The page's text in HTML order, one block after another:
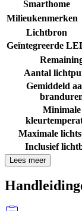
Smarthome
Milieukenmerken
Lichtbron
Geïntegreerde
Aantal
Gemiddeld
Minimale
Maximale
Inclusief
Lees meer